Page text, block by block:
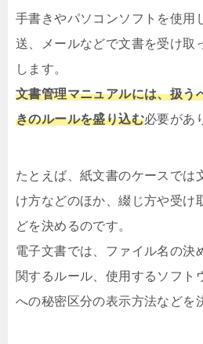
手書きやパソコンソフトを使用
送、メールなどで文書を受け取
します。
文書管理マニュアルには、扱う
きのルールを盛り込む必要があ
たとえば、紙文書のケースでは
け方などのほか、綴じ方や受け
どを決めるのです。
電子文書では、ファイル名の決
関するルール、使用するソフト
への秘密区分の表示方法などを